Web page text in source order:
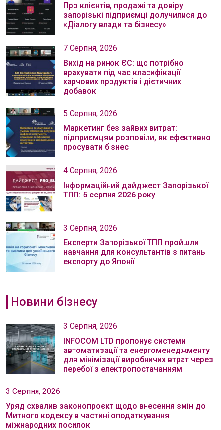
Про клієнтів, продажі та довіру:
запорізькі підприємці долучилися до
«Діалогу влади та бізнесу»
7 Серпня, 2026
Вихід на ринок ЄС: що потрібно
врахувати під час класифікації
харчових продуктів і дієтичних
добавок
5 Серпня, 2026
Маркетинг без зайвих витрат:
підприємцям розповіли, як ефективно
просувати бізнес
4 Серпня, 2026
Інформаційний дайджест Запорізької
ТПП: 5 серпня 2026 року
3 Серпня, 2026
Експерти Запорізької ТПП пройшли
навчання для консультантів з питань
експорту до Японії
Новини бізнесу
3 Серпня, 2026
INFOCOM LTD пропонує системи
автоматизації та енергоменеджменту
для мінімізації виробничих втрат через
перебої з електропостачанням
3 Серпня, 2026
Уряд схвалив законопроєкт щодо внесення змін до
Митного кодексу в частині оподаткування
міжнародних посилок